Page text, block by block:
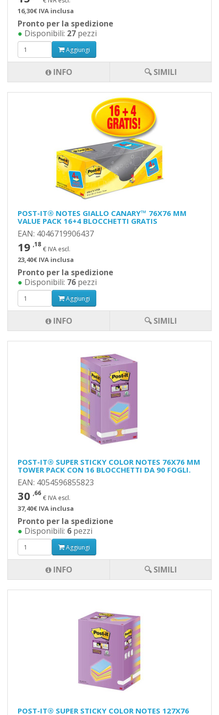
16,30€ IVA inclusa
Pronto per la spedizione
● Disponibili: 27 pezzi
Aggiungi
INFO 🔍 SIMILI
POST-IT® NOTES GIALLO CANARY™ 76X76 MM
VALUE PACK 16+4 BLOCCHETTI GRATIS
EAN: 4046719906437
19 ,18
€ IVA escl.
23,40€ IVA inclusa
Pronto per la spedizione
● Disponibili: 76 pezzi
Aggiungi
INFO 🔍 SIMILI
POST-IT® SUPER STICKY COLOR NOTES 76X76 MM
TOWER PACK CON 16 BLOCCHETTI DA 90 FOGLI.
EAN: 4054596855823
30 ,66
€ IVA escl.
37,40€ IVA inclusa
Pronto per la spedizione
● Disponibili: 6 pezzi
Aggiungi
INFO 🔍 SIMILI
POST-IT® SUPER STICKY COLOR NOTES 127X76